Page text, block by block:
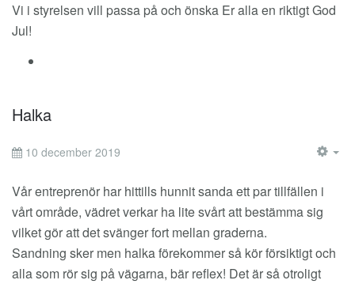
Vi i styrelsen vill passa på och önska Er alla en riktigt God
Jul!
Halka
10 december 2019
Vår entreprenör har hittills hunnit sanda ett par tillfällen i
vårt område, vädret verkar ha lite svårt att bestämma sig
vilket gör att det svänger fort mellan graderna.
Sandning sker men halka förekommer så kör försiktigt och
alla som rör sig på vägarna, bär reflex! Det är så otroligt